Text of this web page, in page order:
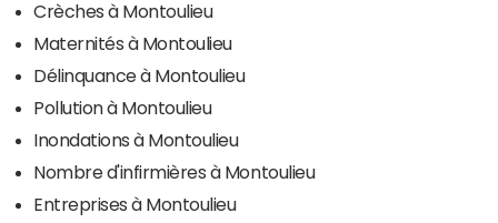
Crèches à Montoulieu
Maternités à Montoulieu
Délinquance à Montoulieu
Pollution à Montoulieu
Inondations à Montoulieu
Nombre d'infirmières à Montoulieu
Entreprises à Montoulieu